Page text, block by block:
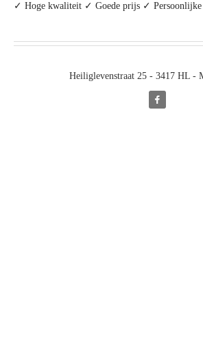
✓ Hoge kwaliteit ✓ Goede prijs ✓ Persoonlijke
Heiliglevenstraat 25 - 3417 HL -